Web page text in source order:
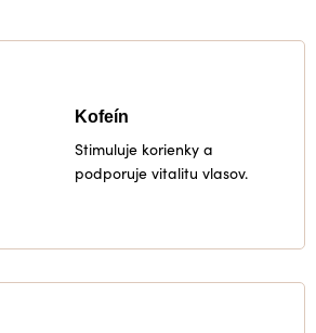
Kofeín
Stimuluje korienky a
podporuje vitalitu vlasov.